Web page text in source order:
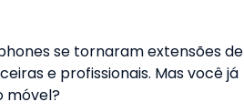
se tornaram extensões de
e profissionais. Mas você já
móvel?